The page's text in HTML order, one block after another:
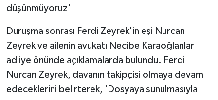
düşünmüyoruz'
Duruşma sonrası Ferdi Zeyrek'in eşi Nurcan
Zeyrek ve ailenin avukatı Necibe Karaoğlanlar
adliye önünde açıklamalarda bulundu. Ferdi
Nurcan Zeyrek, davanın takipçisi olmaya devam
edeceklerini belirterek, 'Dosyaya sunulmasıyla